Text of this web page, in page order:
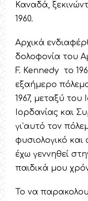
Καναδά,
1960.
Αρχικά
δολοφονία του
F. Kennedy το
εξαήμερο
1967, μεταξύ του
Ιορδανίας και
γι’αυτό τον
φυσιολογικό
έχω γεννηθεί
παιδικά μου
Το να